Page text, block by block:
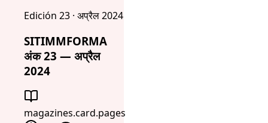
Edición 23 · अप्रैल 2024
SITIMMFORMA
अंक 23 — अप्रैल
2024
magazines.card.pages